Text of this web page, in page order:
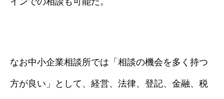
なお中小企業相談所では「相談の機会を多く持つ
方が良い」として、経営、法律、登記、金融、税